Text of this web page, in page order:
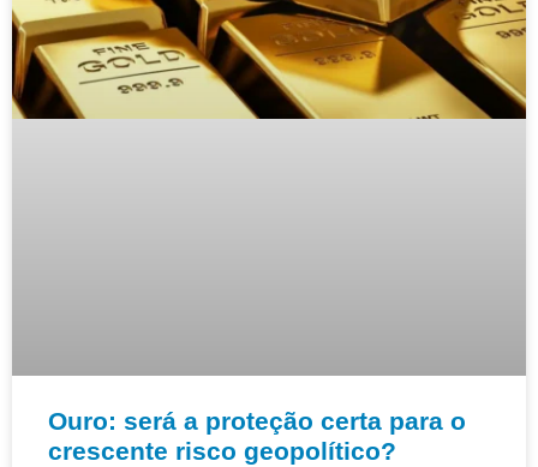
Ouro: será a proteção certa para o
crescente risco geopolítico?